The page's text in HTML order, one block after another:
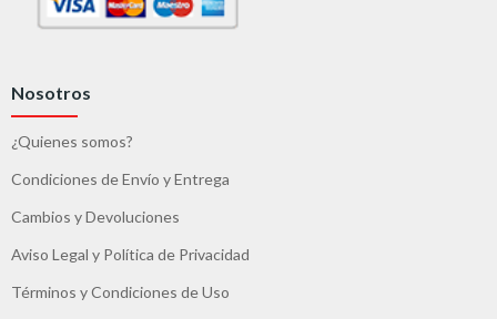
Nosotros
¿Quienes somos?
Condiciones de Envío y Entrega
Cambios y Devoluciones
Aviso Legal y Política de Privacidad
Términos y Condiciones de Uso